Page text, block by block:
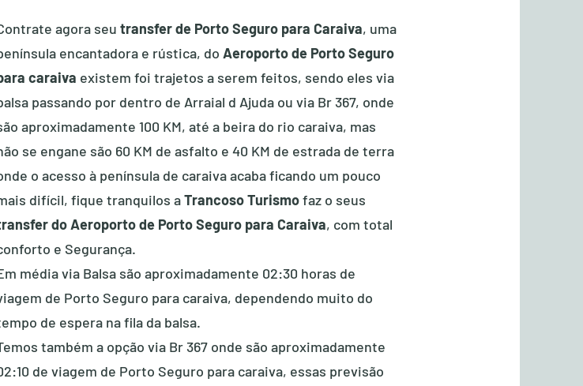
agora seu transfer de Porto Seguro para Caraiva, uma
encantadora e rústica, do Aeroporto de Porto Seguro
caraiva existem foi trajetos a serem feitos, sendo eles via
passando por dentro de Arraial d Ajuda ou via Br 367, onde
aproximadamente 100 KM, até a beira do rio caraiva, mas
se engane são 60 KM de asfalto e 40 KM de estrada de terra
o acesso à península de caraiva acaba ficando um pouco
difícil, fique tranquilos aTrancoso Turismofaz o seus
do Aeroporto de Porto Seguro para Caraiva, com total
e Segurança.
média via Balsa são aproximadamente 02:30 horas de
de Porto Seguro para caraiva, dependendo muito do
de espera na fila da balsa.
também a opção via Br 367 onde são aproximadamente
de viagem de Porto Seguro para caraiva, essas previsão